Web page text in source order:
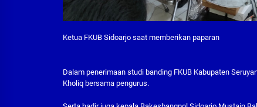
Ketua FKUB Sidoarjo saat memberikan paparan
Dalam penerimaan studi banding FKUB Kabupaten
Kholiq bersama pengurus.